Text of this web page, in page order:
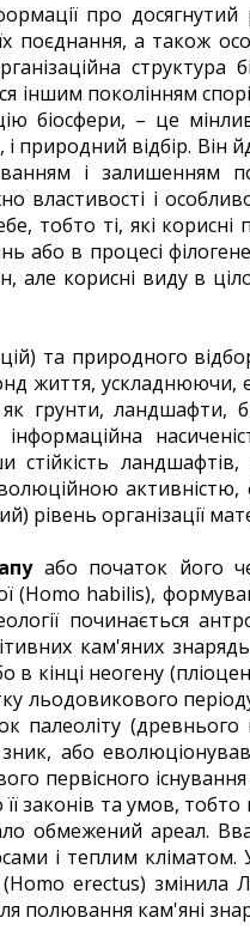
про
поєднання, а також
іншим поколінням
– це
природний відбір. Він
і залишенням
властивості і
тобто ті, які
або в процесі
але корисні виду в
та природного
життя, ускладнюючи,
як грунти, ландшафти,
стійкість
рівень організації
або початок його
habilis),
починається
кам'яних
в кінці неогену
льодовикового
(древнього
або
первісного
законів та умов,
обмежений ареал.
і теплим
erectus)
полювання кам'яні